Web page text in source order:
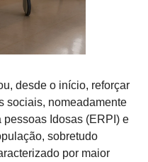
desde o início, reforçar
sociais, nomeadamente
Idosas (ERPI) e
sobretudo
por maior